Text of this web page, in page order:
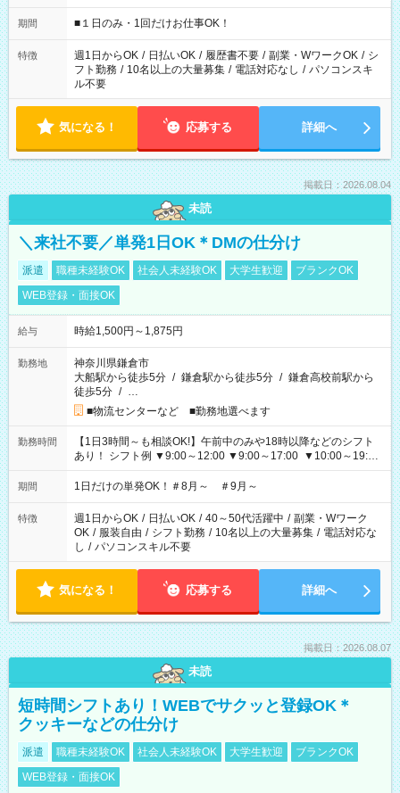
etc ★最短で3時間で5,120円のお仕事から 15時間で2万円近く稼
げるお仕事も！ ご希望のお時間に合わせてご紹介！ ※シフトは
ください！
期間 ■１日のみ・1回だけお仕事OK！
特徴 週1日からOK / 日払いOK / 履歴書不要 / 副業・WワークOK / シ
フト勤務 / 10名以上の大量募集 / 電話対応なし / パソコンスキ
ル不要
気になる！ 応募する 詳細へ
掲載日：2026.08.04
未読
＼来社不要／単発1日OK＊DMの仕分け
派遣 職種未経験OK 社会人未経験OK 大学生歓迎
ブランクOK
WEB登録・面接OK
給与 時給1,500円～1,875円
勤務地
神奈川県鎌倉市
大船駅から徒歩5分 / 鎌倉駅から徒歩5分 / 鎌倉高校前駅から
徒歩5分 / …
■物流センターなど ■勤務地選べます
勤務時間
【1日3時間～も相談OK!】午前中のみや18時以降などのシフト
あり！ シフト例 ▼9:00～12:00 ▼9:00～17:00 ▼10:00～19:00
▼18:00～21:00
期間 1日だけの単発OK！＃8月～ ＃9月～
特徴 週1日からOK / 日払いOK / 40～50代活躍中 / 副業・Wワーク
OK / 服装自由 / シフト勤務 / 10名以上の大量募集 / 電話対応な
し / パソコンスキル不要
気になる！ 応募する 詳細へ
掲載日：2026.08.07
未読
短時間シフトあり！WEBでサクッと登録OK＊
クッキーなどの仕分け
派遣 職種未経験OK 社会人未経験OK 大学生歓迎
ブランクOK
WEB登録・面接OK